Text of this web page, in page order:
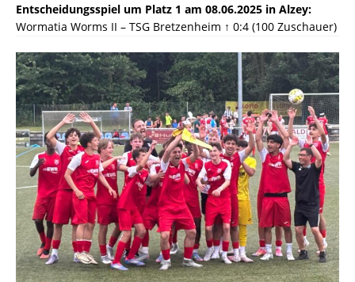
Entscheidungsspiel um Platz 1 am 08.06.2025 in Alzey:
Wormatia Worms II – TSG Bretzenheim ↑ 0:4 (100 Zuschauer)